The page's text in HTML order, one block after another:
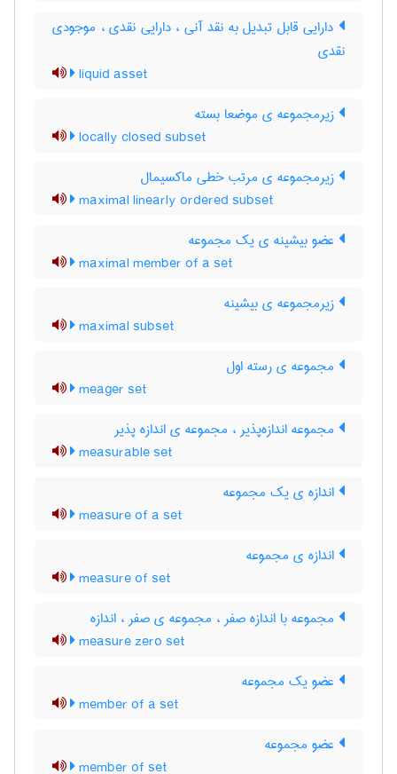
دارایی قابل تبدیل به نقد آنی ، دارایی نقدی ، موجودی
نقدی
liquid asset
زیرمجموعه ی موضعا بسته
locally closed subset
زیرمجموعه ی مرتب خطی ماکسیمال
maximal linearly ordered subset
عضو بیشینه ی یک مجموعه
maximal member of a set
زیرمجموعه ی بیشینه
maximal subset
مجموعه ی رسته اول
meager set
مجموعه اندازه‌پذیر ، مجموعه ی اندازه پذیر
measurable set
اندازه ی یک مجموعه
measure of a set
اندازه ی مجموعه
measure of set
مجموعه با اندازه صفر ، مجموعه ی صفر ، اندازه
measure zero set
عضو یک مجموعه
member of a set
عضو مجموعه
member of set